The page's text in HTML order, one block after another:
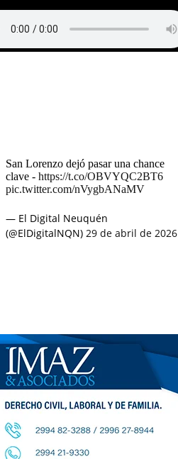
San Lorenzo dejó pasar una chance
clave - https://t.co/OBVYQC2BT6
pic.twitter.com/nVygbANaMV
— El Digital Neuquén
(@ElDigitalNQN) 29 de abril de 2026